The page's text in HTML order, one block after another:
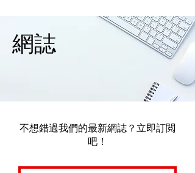
網誌
不想錯過我們的最新網誌？立即訂閲
吧！